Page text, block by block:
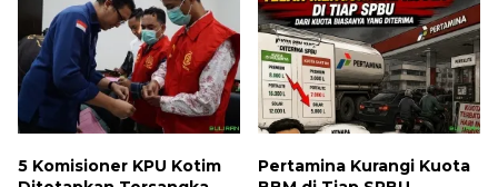
5 Komisioner KPU Kotim
Pertamina Kurangi Kuota